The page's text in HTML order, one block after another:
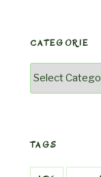
CATEGORIE
Categorie
TAGS